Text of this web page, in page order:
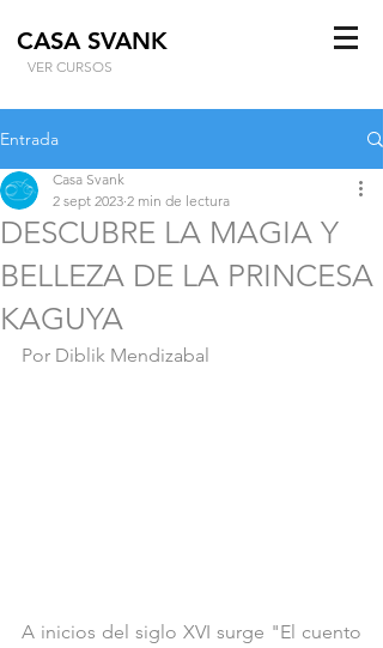
CASA SVANK
VER CURSOS
Entrada
DESCUBRE LA MAGIA Y
BELLEZA DE LA PRINCESA
KAGUYA
Casa Svank
2 sept 2023 2 min de lectura
Por Diblik Mendizabal
A inicios del siglo XVI surge "El cuento